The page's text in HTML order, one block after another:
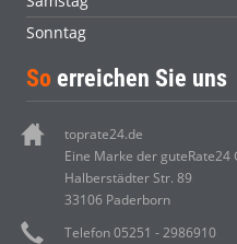
Sonntag
So erreichen Sie uns
toprate24.de
Eine Marke der guteRate24
Halberstädter Str. 89
33106 Paderborn
Telefon 05251 - 2986910